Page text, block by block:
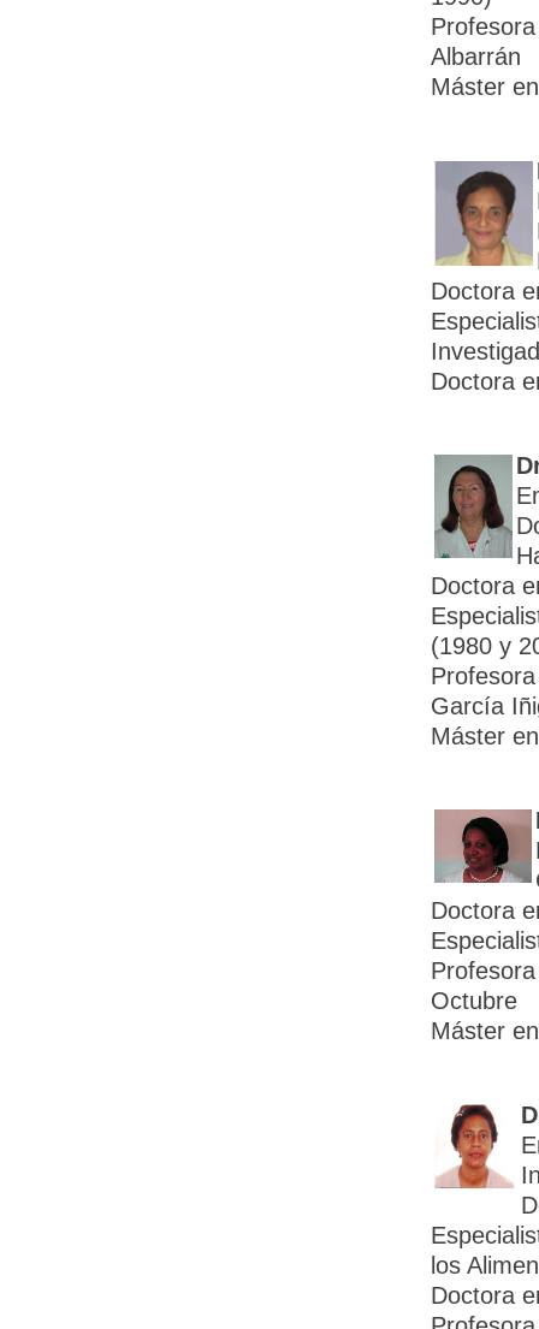
Albarrán
Máster
Doctora
Doctora
Doctora
(1980 y
García
Máster
Doctora
Octubre
Máster
los
Doctora